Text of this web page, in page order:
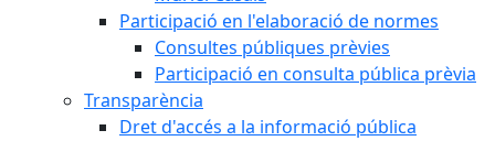
Participació en l'elaboració de normes
Consultes públiques prèvies
Participació en consulta pública prèvia
Transparència
Dret d'accés a la informació pública